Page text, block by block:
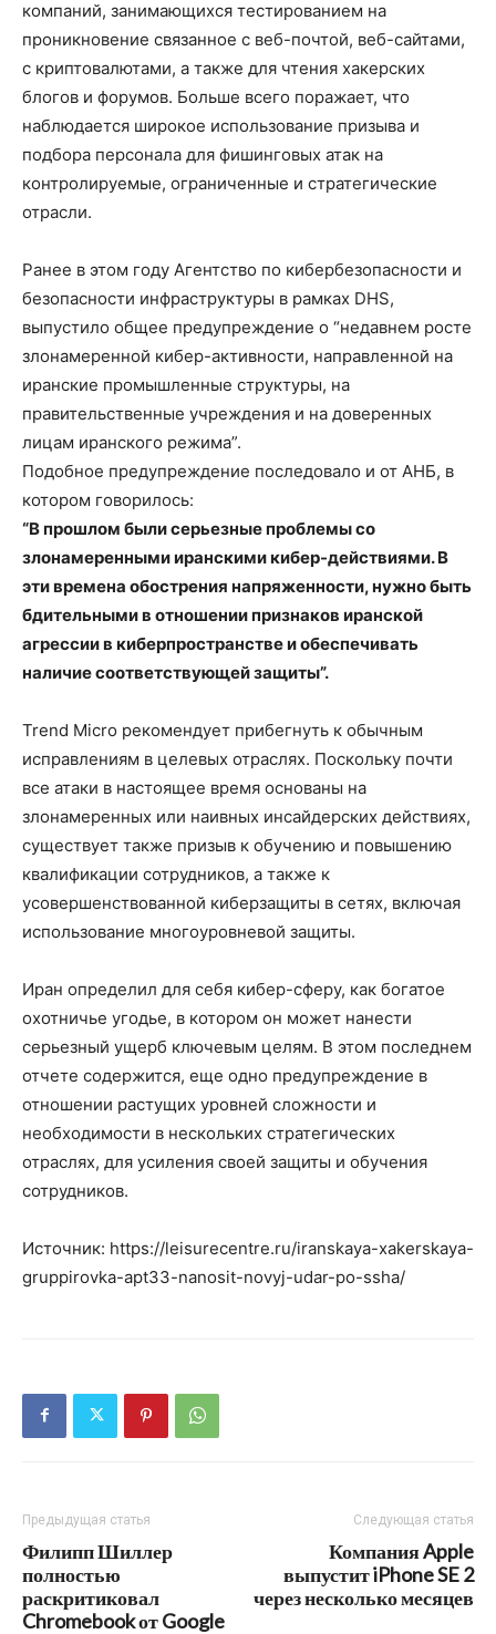
компаний, занимающихся тестированием на
проникновение связанное с веб-почтой, веб-сайтами,
с криптовалютами, а также для чтения хакерских
блогов и форумов. Больше всего поражает, что
наблюдается широкое использование призыва и
подбора персонала для фишинговых атак на
контролируемые, ограниченные и стратегические
отрасли.
Ранее в этом году Агентство по кибербезопасности и
безопасности инфраструктуры в рамках DHS,
выпустило общее предупреждение о “недавнем росте
злонамеренной кибер-активности, направленной на
иранские промышленные структуры, на
правительственные учреждения и на доверенных
лицам иранского режима”.
Подобное предупреждение последовало и от АНБ, в
котором говорилось:
“В прошлом были серьезные проблемы со
злонамеренными иранскими кибер-действиями. В
эти времена обострения напряженности, нужно быть
бдительными в отношении признаков иранской
агрессии в киберпространстве и обеспечивать
наличие соответствующей защиты”.
Trend Micro рекомендует прибегнуть к обычным
исправлениям в целевых отраслях. Поскольку почти
все атаки в настоящее время основаны на
злонамеренных или наивных инсайдерских действиях,
существует также призыв к обучению и повышению
квалификации сотрудников, а также к
усовершенствованной киберзащиты в сетях, включая
использование многоуровневой защиты.
Иран определил для себя кибер-сферу, как богатое
охотничье угодье, в котором он может нанести
серьезный ущерб ключевым целям. В этом последнем
отчете содержится, еще одно предупреждение в
отношении растущих уровней сложности и
необходимости в нескольких стратегических
отраслях, для усиления своей защиты и обучения
сотрудников.
Источник: https://leisurecentre.ru/iranskaya-xakerskaya-
gruppirovka-apt33-nanosit-novyj-udar-po-ssha/
Предыдущая статья
Филипп Шиллер
полностью
раскритиковал
Chromebook от Google
Следующая статья
Компания Apple
выпустит iPhone SE 2
через несколько месяцев